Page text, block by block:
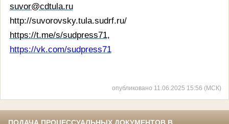
suvor@cdtula.ru
http://suvorovsky.tula.sudrf.ru/
https://t.me/s/sudpress71,
https://vk.com/sudpress71
опубликовано 11.06.2025 15:56 (МСК)